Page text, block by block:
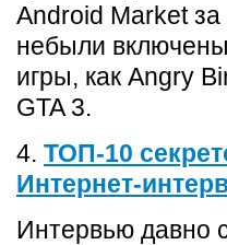
Android Market за
небыли
игры, как Angry
GTA 3.
4. ТОП-10
Интернет-
Интервью давно